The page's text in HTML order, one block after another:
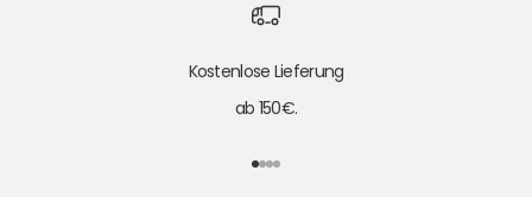
Kostenlose Lieferung
ab 150€.
Gehe zu Element 1
Gehe zu Element 2
Gehe zu Element 3
Gehe zu Element 4